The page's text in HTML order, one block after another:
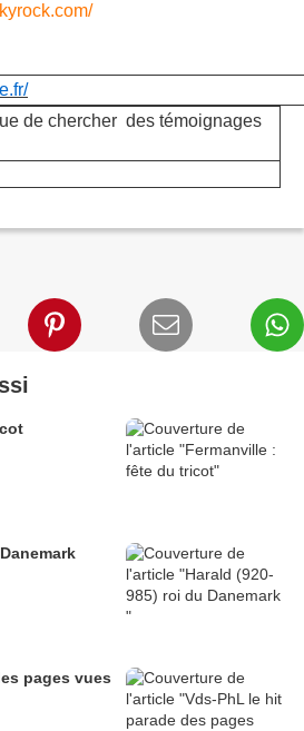
de chercher des témoignages
pages vues